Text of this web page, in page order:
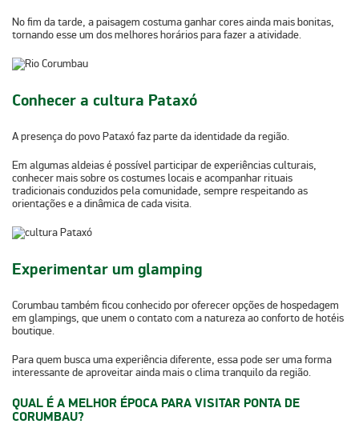
No fim da tarde, a paisagem costuma ganhar cores ainda mais bonitas,
tornando esse um dos melhores horários para fazer a atividade.
Conhecer a cultura Pataxó
A presença do povo Pataxó faz parte da identidade da região.
Em algumas aldeias é possível participar deexperiências culturais,
conhecer mais sobre os costumes locais e acompanhar rituais
tradicionais conduzidos pela comunidade, sempre respeitando as
orientações e a dinâmica de cada visita.
Experimentar um glamping
Corumbau também ficou conhecido por oferecer opções dehospedagem
em glampings, que unem o contato com a natureza ao conforto de hotéis
boutique.
Para quem busca uma experiência diferente, essa pode ser uma forma
interessante de aproveitar ainda mais o clima tranquilo da região.
QUAL É A MELHOR ÉPOCA PARA VISITAR PONTA DE
CORUMBAU?